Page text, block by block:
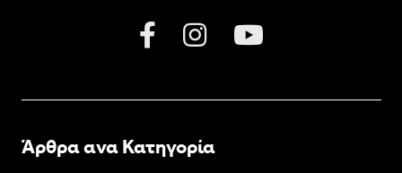
Άρθρα ανα Κατηγορία